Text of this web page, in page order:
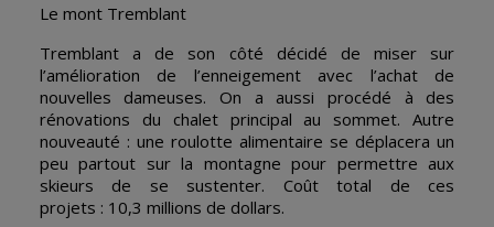
Le mont Tremblant
Tremblant a de son côté décidé de miser sur
l’amélioration de l’enneigement avec l’achat de
nouvelles dameuses. On a aussi procédé à des
rénovations du chalet principal au sommet. Autre
nouveauté : une roulotte alimentaire se déplacera un
peu partout sur la montagne pour permettre aux
skieurs de se sustenter. Coût total de ces
projets : 10,3 millions de dollars.